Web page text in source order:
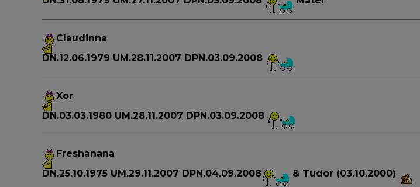
Claudinna
DN.12.06.1979 UM.28.11.2007 DPN.03.09.2008
Xor
DN.03.03.1980 UM.28.11.2007 DPN.03.09.2008
Freshanana
DN.25.10.1975 UM.29.11.2007 DPN.04.09.2008
& Tudor (03.10.2000)